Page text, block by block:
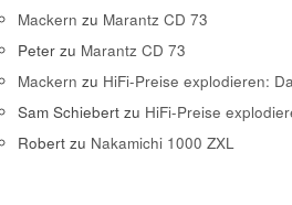
Mackern zu Marantz CD 73
Peter zu Marantz CD 73
Mackern zu HiFi-Preise explodieren:
Sam Schiebert zu HiFi-Preise
Robert zu Nakamichi 1000 ZXL